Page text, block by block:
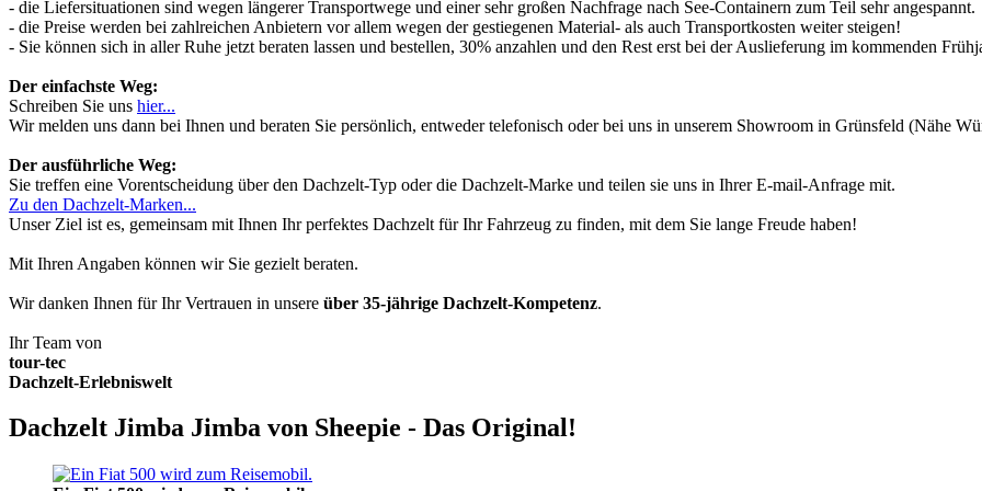
- die Liefersituationen sind wegen längerer Transportwege und einer sehr großen Nachfrage nach See-Containern zum Teil sehr angespannt.
- die Preise werden bei zahlreichen Anbietern vor allem wegen der gestiegenen Material- als auch Transportkosten weiter steigen!
- Sie können sich in aller Ruhe jetzt beraten lassen und bestellen, 30% anzahlen und den Rest erst bei der Auslieferung im kommenden
Der einfachste Weg:
Schreiben Sie uns hier...
Wir melden uns dann bei Ihnen und beraten Sie persönlich, entweder telefonisch oder bei uns in unserem Showroom in Grünsfeld (Nähe
Der ausführliche Weg:
Sie treffen eine Vorentscheidung über den Dachzelt-Typ oder die Dachzelt-Marke und teilen sie uns in Ihrer E-mail-Anfrage mit.
Zu den Dachzelt-Marken...
Unser Ziel ist es, gemeinsam mit Ihnen Ihr perfektes Dachzelt für Ihr Fahrzeug zu finden, mit dem Sie lange Freude haben!
Mit Ihren Angaben können wir Sie gezielt beraten.
Wir danken Ihnen für Ihr Vertrauen in unsere über 35-jährige Dachzelt-Kompetenz.
Ihr Team von
tour-tec
Dachzelt-Erlebniswelt
Dachzelt Jimba Jimba von Sheepie - Das Original!